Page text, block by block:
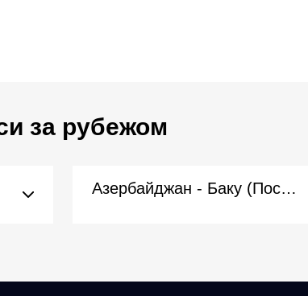
за рубежом
Азербайджан - Баку (Посольство)